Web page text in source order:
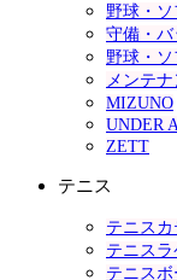
野球・
守備・
野球・ソ
メンテ
MIZUNO
UNDER
ZETT
テニス
テニス
テニスラ
テニス